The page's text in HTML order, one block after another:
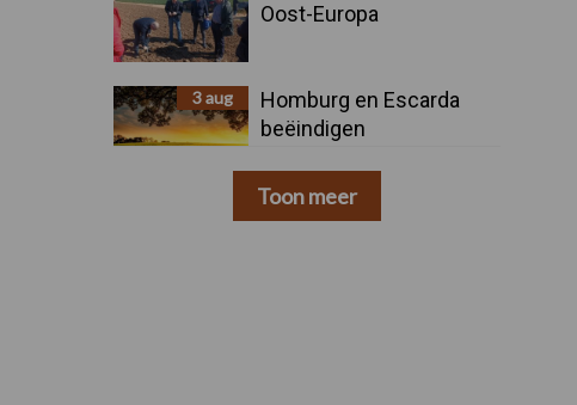
Oost-Europa
3 aug
Homburg en Escarda
beëindigen
Toon meer